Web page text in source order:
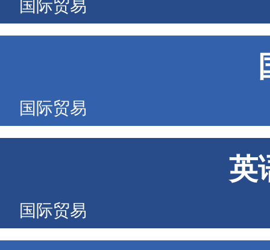
国际贸易
国际贸易
英
国际贸易